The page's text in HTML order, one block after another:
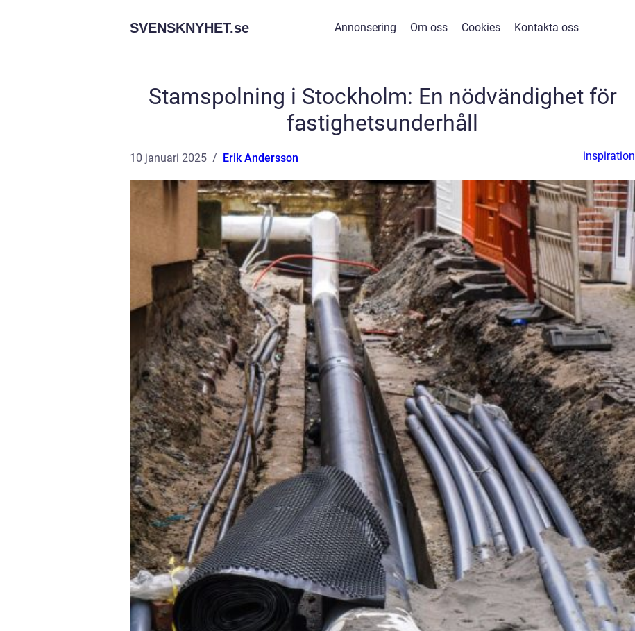
SVENSKNYHET.se Annonsering Om oss Cookies Kontakta oss
Stamspolning i Stockholm: En nödvändighet för
fastighetsunderhåll
10 januari 2025 Erik Andersson inspiration